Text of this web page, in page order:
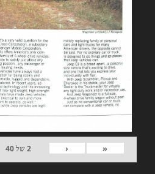
«
‹
2של40